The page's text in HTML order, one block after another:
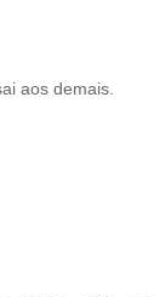
aos demais.